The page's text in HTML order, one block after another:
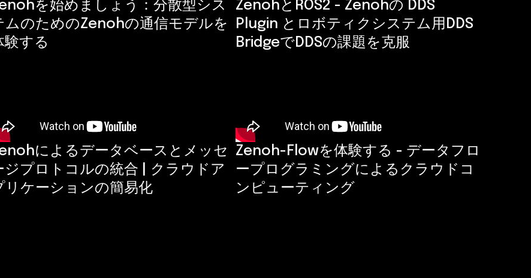
を始めましょう：分散型シス
ムのためのZenohの通信モデルを
験する
ZenohとROS2 - Zenohの DDS
Plugin とロボティクシステム用DDS
BridgeでDDSの課題を克服
によるデータベースとメッセ
ジプロトコルの統合 | クラウドア
リケーションの簡易化
Zenoh-Flowを体験する - データフロ
ープログラミングによるクラウドコ
ンピューティング